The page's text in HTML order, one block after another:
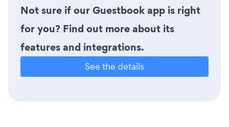
Not sure if our Guestbook app is right
for you? Find out more about its
features and integrations.
See the details